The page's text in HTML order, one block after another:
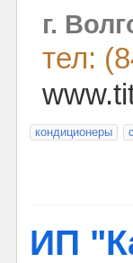
г.
тел:
кондиционеры
ИП